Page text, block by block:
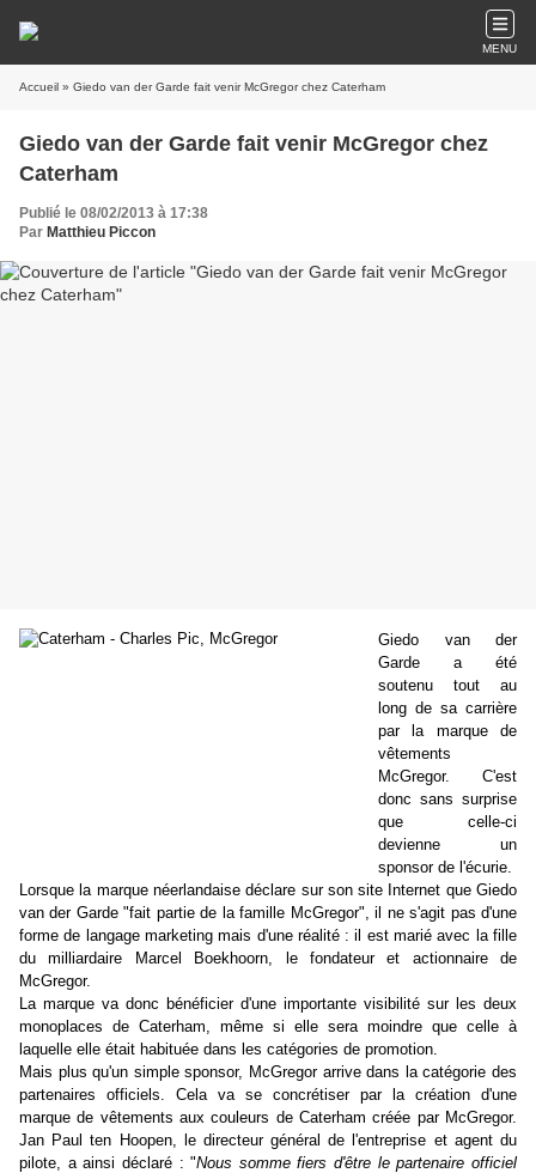
MENU
Accueil » Giedo van der Garde fait venir McGregor chez Caterham
Giedo van der Garde fait venir McGregor chez
Caterham
Publié le 08/02/2013 à 17:38
Par Matthieu Piccon
Giedo van der
Garde a été
soutenu tout au
long de sa carrière
par la marque de
vêtements
McGregor. C'est
donc sans surprise
que celle-ci
devienne un
sponsor de l'écurie.
Lorsque la marque néerlandaise déclare sur son site Internet que Giedo
van der Garde "fait partie de la famille McGregor", il ne s'agit pas d'une
forme de langage marketing mais d'une réalité : il est marié avec la fille
du milliardaire Marcel Boekhoorn, le fondateur et actionnaire de
McGregor.
La marque va donc bénéficier d'une importante visibilité sur les deux
monoplaces de Caterham, même si elle sera moindre que celle à
laquelle elle était habituée dans les catégories de promotion.
Mais plus qu'un simple sponsor, McGregor arrive dans la catégorie des
partenaires officiels. Cela va se concrétiser par la création d'une
marque de vêtements aux couleurs de Caterham créée par McGregor.
Jan Paul ten Hoopen, le directeur général de l'entreprise et agent du
pilote, a ainsi déclaré : "Nous somme fiers d'être le partenaire officiel